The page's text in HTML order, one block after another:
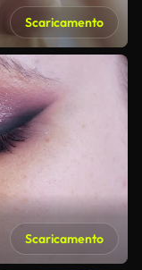
Scaricamento
Scaricamento